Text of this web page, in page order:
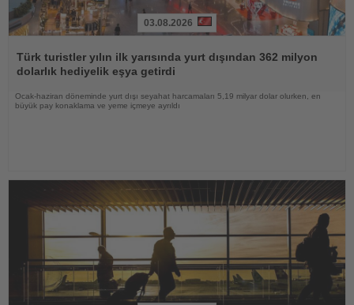
Oku
03.08.2026
Türk turistler yılın ilk yarısında yurt dışından 362 milyon
dolarlık hediyelik eşya getirdi
Ocak-haziran döneminde yurt dışı seyahat harcamaları 5,19 milyar dolar olurken, en
büyük pay konaklama ve yeme içmeye ayrıldı